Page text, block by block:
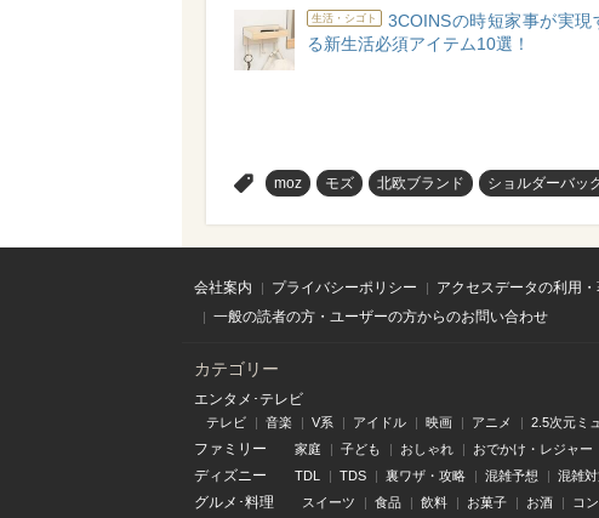
生活・シゴト
3COINSの時短家事が実現
る新生活必須アイテム10選！
moz モズ 北欧ブランド ショルダーバッ
会社案内 プライバシーポリシー アクセスデータの利用
一般の読者の方・ユーザーの方からのお問い合わせ
カテゴリー
エンタメ･テレビ
テレビ 音楽 V系 アイドル 映画 アニメ 2.5次元ミ
ファミリー 家庭 子ども おしゃれ おでかけ・レジャー
ディズニー TDL TDS 裏ワザ・攻略 混雑予想 混雑
グルメ･料理 スイーツ 食品 飲料 お菓子 お酒 コ